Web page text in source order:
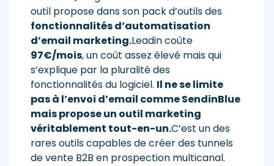
outil propose dans son pack d’outils des
fonctionnalités d’automatisation
d’email marketing.Leadin coûte
97€/mois, un coût assez élevé mais qui
s’explique par la pluralité des
fonctionnalités du logiciel. Il ne se limite
pas à l’envoi d’email comme SendinBlue
mais propose un outil marketing
véritablement tout-en-un.C’est un des
rares outils capables de créer des tunnels
de vente B2B en prospection multicanal.